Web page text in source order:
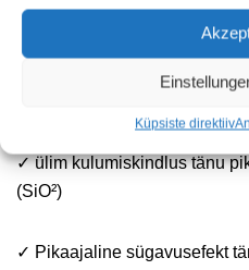
Küpsiste direktiiv
✓ hoiab ära sammalde,
looduslike mõjude kasvu
✓ ülim kulumiskindlus tänu
(SiO²)
✓ Pikaajaline sügavusefekt